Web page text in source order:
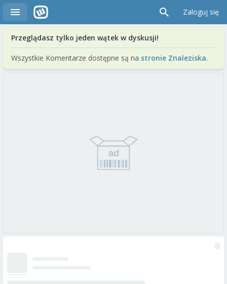
Zaloguj się
Przeglądasz tylko jeden wątek w dyskusji!
Wszystkie Komentarze dostępne są na stronie Znaleziska.